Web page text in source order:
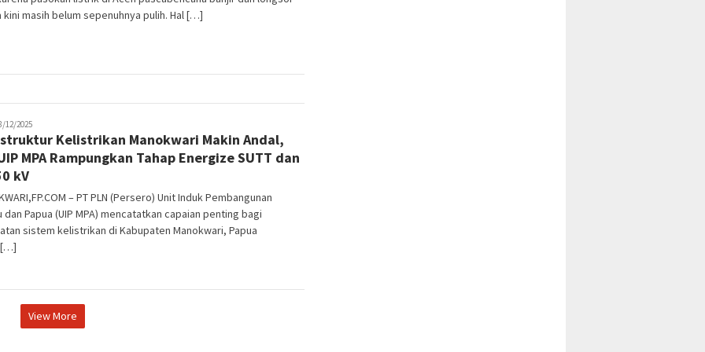
kini masih belum sepenuhnya pulih. Hal […]
12/2025
Kelistrikan Manokwari Makin Andal,
MPA Rampungkan Tahap Energize SUTT dan
kV
– PT PLN (Persero) Unit Induk Pembangunan
dan Papua (UIP MPA) mencatatkan capaian penting bagi
sistem kelistrikan di Kabupaten Manokwari, Papua
[…]
View More